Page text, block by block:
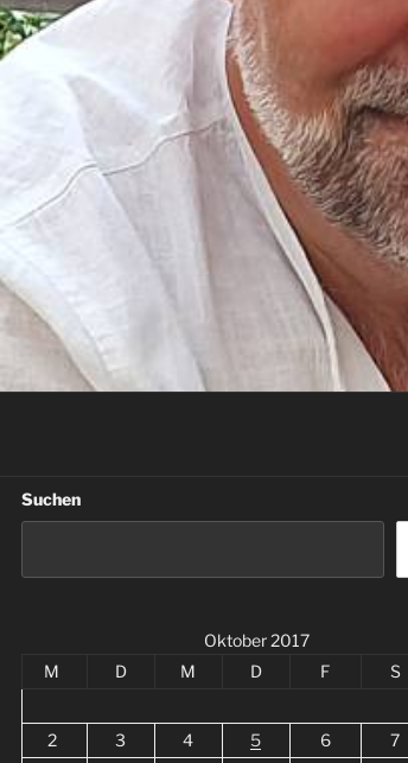
Suchen
Oktober 2017
M
D M D F S
2
3 4 5 6 7